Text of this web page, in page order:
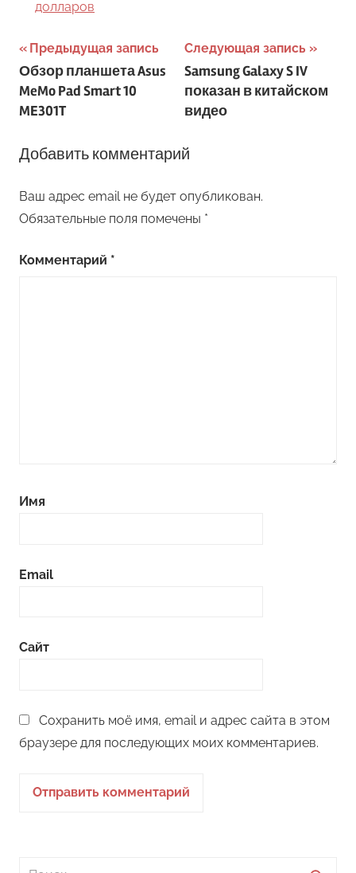
долларов
Навигация
по
записям
Предыдущая запись
Обзор планшета Asus
MeMo Pad Smart 10
ME301T
Следующая запись
Samsung Galaxy S IV
показан в китайском
видео
Добавить комментарий
Ваш адрес email не будет опубликован.
Обязательные поля помечены *
Комментарий *
Имя
Email
Сайт
Сохранить моё имя, email и адрес сайта в этом
браузере для последующих моих комментариев.
Поиск